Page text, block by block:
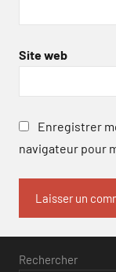
Site web
Enregistrer
navigateur pour
Rechercher